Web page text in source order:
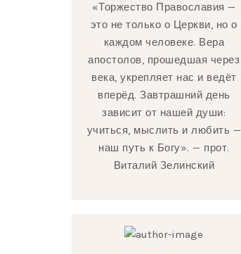
«Торжество Православия —
это не только о Церкви, но о
каждом человеке. Вера
апостолов, прошедшая через
века, укрепляет нас и ведёт
вперёд. Завтрашний день
зависит от нашей души:
учиться, мыслить и любить —
наш путь к Богу». — прот.
Виталий Зелинский